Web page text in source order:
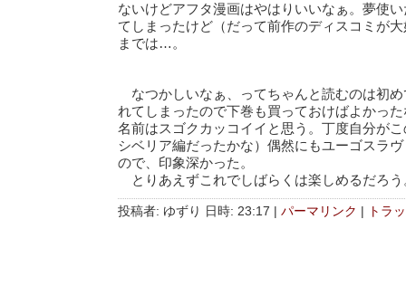
ないけどアフタ漫画はやはりいいなぁ。夢使
てしまったけど（だって前作のディスコミが
までは…。
なつかしいなぁ、ってちゃんと読むのは初
れてしまったので下巻も買っておけばよかっ
名前はスゴクカッコイイと思う。丁度自分が
シベリア編だったかな）偶然にもユーゴスラ
ので、印象深かった。
とりあえずこれでしばらくは楽しめるだろう
投稿者: ゆずり 日時: 23:17 パーマリンク トラ